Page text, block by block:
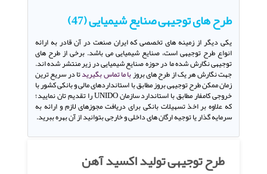
طرح های توجیهی صنایع شیمیایی (47)
یکی دیگر از زمینه های تخصصی که ایران صنعت در آن قادر به ارائه
انواع طرح توجیهی است، صنایع شیمیایی می باشد. برخی از طرح های
توجیهی نگارش شده ما در حوزه صنایع شیمیایی در زیر منتشر شده اند.
جهت نگارش هر یک از طرح های بروزبا ما تماس بگیریدتا در سریع ترین
زمان ممکن طرح توجیهی بروز مطابق با استانداردهای مالی و بانکی کشور با
خروجی کامفار مطابق با استاندارد سازمان UNIDO را تقدیم تان نمایید؛
که علاوه بر اخذ تسهیلات بانکی برای دریافت مجوزهای لازم و ارائه به
سرمایه گذار یا توجیه ارگان های داخلی و خارجی بتوانید از آن بهره ببرید.
طرح توجیهی تولید اکسید آهن